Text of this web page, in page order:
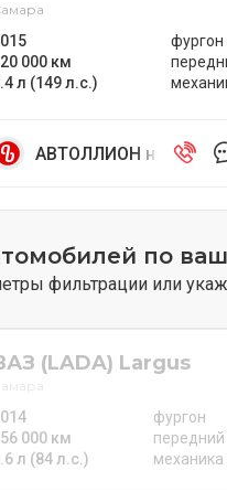
000 км
л (149 л.с.)
фургон
АВТОЛЛИОН на
по
фильтрации или
(LADA) Largus
Самара
000 км
л (84 л.с.)
фургон
передний
механика